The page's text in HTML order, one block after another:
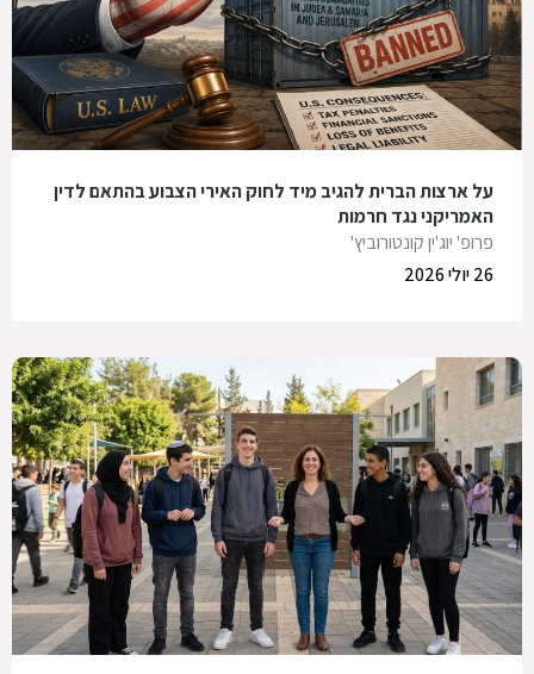
על ארצות הברית להגיב מיד לחוק האירי הצבוע בהתאם לדין
האמריקני נגד חרמות
פרופ' יוג'ין קונטורוביץ'
26 יולי 2026